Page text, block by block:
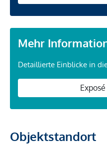
Mehr
Detaillierte Einblicke in
Objektstandort